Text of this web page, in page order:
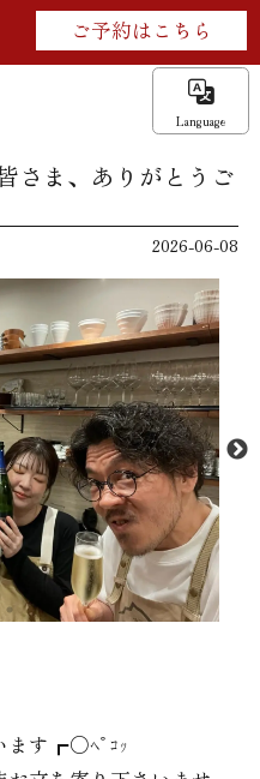
ご予約はこちら
Language
さま、ありがとうご
2026-06-08
ます┏○ﾍﾟｺｯ